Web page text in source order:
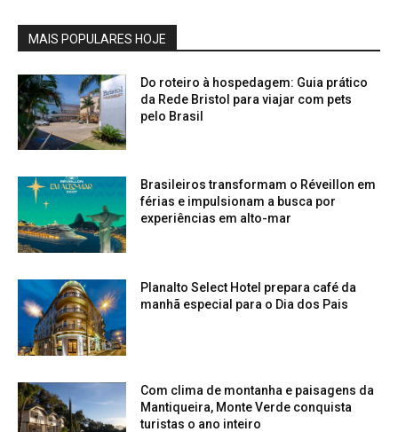
MAIS POPULARES HOJE
Do roteiro à hospedagem: Guia prático
da Rede Bristol para viajar com pets
pelo Brasil
Brasileiros transformam o Réveillon em
férias e impulsionam a busca por
experiências em alto-mar
Planalto Select Hotel prepara café da
manhã especial para o Dia dos Pais
Com clima de montanha e paisagens da
Mantiqueira, Monte Verde conquista
turistas o ano inteiro